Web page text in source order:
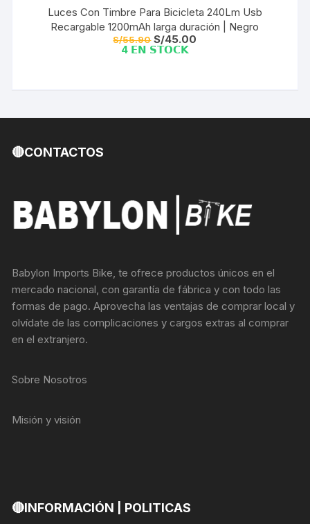
Luces Con Timbre Para Bicicleta 240Lm Usb
Recargable 1200mAh larga duración | Negro
S/55.90 El
precio
S/45.00
4 𝗘𝗡 𝗦𝗧𝗢𝗖𝗞
🔴CONTACTOS
Babylon Imports Bike, te ofrece productos únicos en el
mercado nacional, con garantía de fábrica y con todo las
formas de pago. Aprovecha las ventajas de comprar local y
olvídate de las complicaciones y cargos extras al comprar
en el extranjero.
Sobre Nosotros
Misión y visión
🔴INFORMACIÓN | POLITICAS